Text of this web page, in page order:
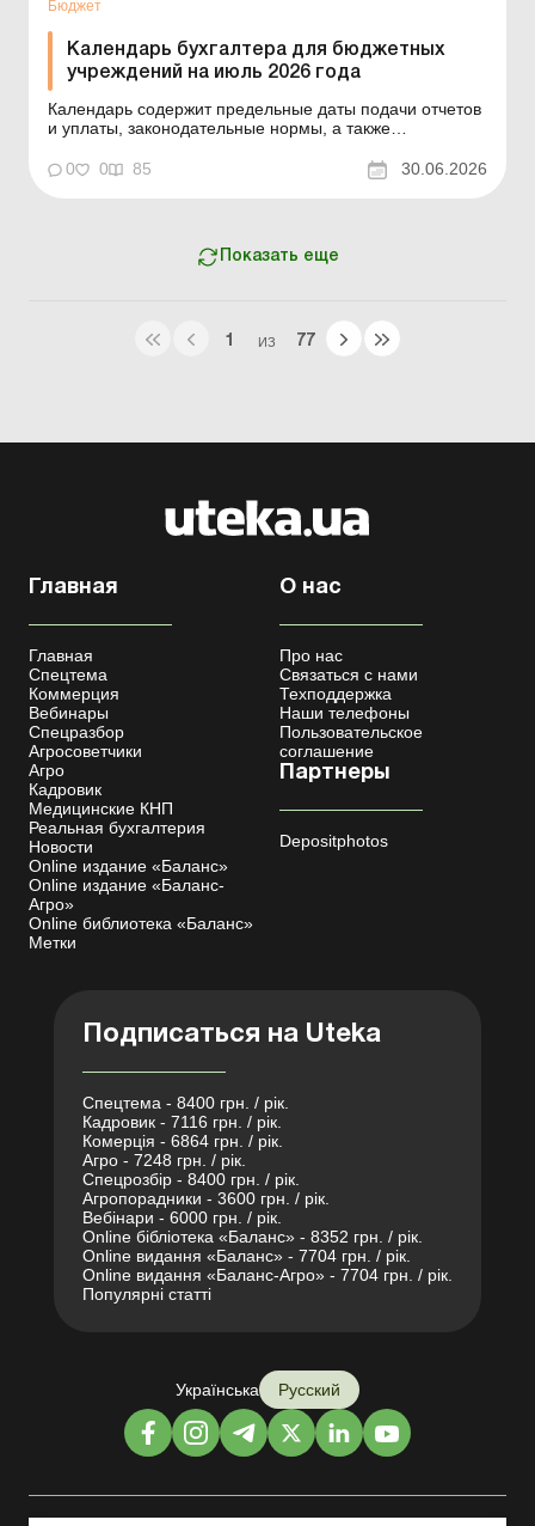
Бюджет
Календарь бухгалтера для бюджетных
учреждений на июль 2026 года
Календарь содержит предельные даты подачи отчетов
и уплаты, законодательные нормы, а также
сокращения: статистическая отчетность – СО;
налоговая отчетность – НО; прочая отчетность – ПО.
0 0 85 30.06.2026
Показать еще
1 ИЗ 77
Главная
Главная
Спецтема
Коммерция
Вебинары
Спецразбор
Агросоветчики
Агро
Кадровик
Медицинские КНП
Реальная бухгалтерия
Новости
Online издание «Баланс»
Online издание «Баланс-
Агро»
Online библиотека «Баланс»
Метки
О нас
Про нас
Связаться с нами
Техподдержка
Наши телефоны
Пользовательское
соглашение
Партнеры
Depositphotos
Подписаться на Uteka
Спецтема - 8400 грн. / рік.
Кадровик - 7116 грн. / рік.
Комерція - 6864 грн. / рік.
Агро - 7248 грн. / рік.
Спецрозбір - 8400 грн. / рік.
Агропорадники - 3600 грн. / рік.
Вебінари - 6000 грн. / рік.
Online бібліотека «Баланс» - 8352 грн. / рік.
Online видання «Баланс» - 7704 грн. / рік.
Online видання «Баланс-Агро» - 7704 грн. / рік.
Популярні статті
Українська Русский